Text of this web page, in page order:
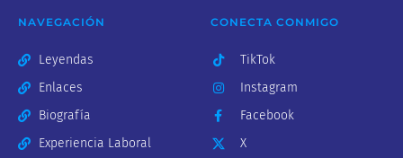
NAVEGACIÓN
Leyendas
Enlaces
Biografía
Experiencia Laboral
CONECTA CONMIGO
TikTok
Instagram
Facebook
X